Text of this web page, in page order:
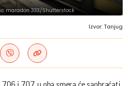
maradon 333/Shutterstock
Izvor: Tanjug